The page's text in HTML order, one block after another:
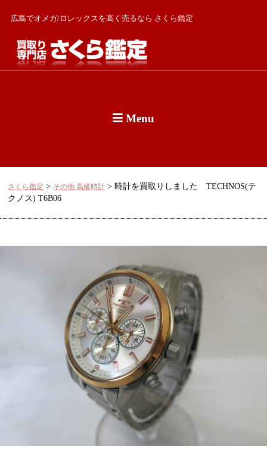
広島でオメガ/ロレックスを高く売るなら さくら鑑定
Menu
さくら鑑定 > その他 高級時計 > 時計を買取りしました TECHNOS(テ
クノス) T6B06